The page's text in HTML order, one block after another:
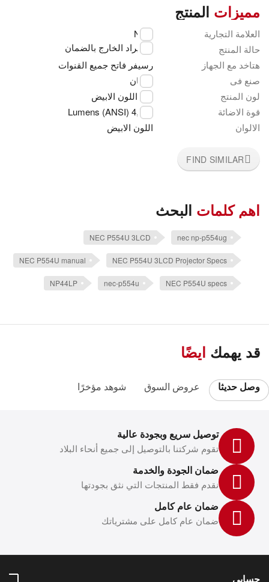
مميزات المنتج
العلامة التجارية
NEC
حالة المنتج
استيراد الخارج بالضمان
هتاخد مع الجهاز
رسيفر فاتح جميع القنوات
صنع فى
اليابان
لون المنتج
اللون الابيض
قوة الاضائة
4,500 Lumens (ANSI)
الالوان
اللون الابيض
FIND SIMILAR
اهم كلمات البحث
nec np-p554ug
NEC P554U 3LCD
NEC P554U 3LCD Projector Specs
NEC P554U manual
NEC P554U specs
nec-p554u
NP44LP
قد يهمك ايضًا
وصل حديثا عروض السوق شوهد مؤخرًا
توصيل سريع وبجودة عالية
تقوم شركتنا بالتوصيل إلى جميع أنحاء البلاد
ضمان الجودة والخدمة
نقدم فقط المنتجات التي نثق بجودتها
ضمان عام كامل
ضمان عام كامل على مشترياتك
حسابي